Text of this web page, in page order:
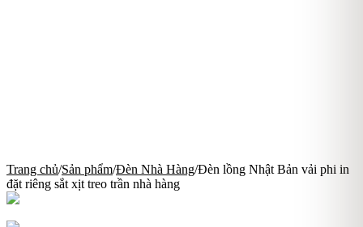
Trang chủ/Sản phẩm/Đèn Nhà Hàng/Đèn lồng Nhật Bản vải phi in
đặt riêng sắt xịt treo trần nhà hàng